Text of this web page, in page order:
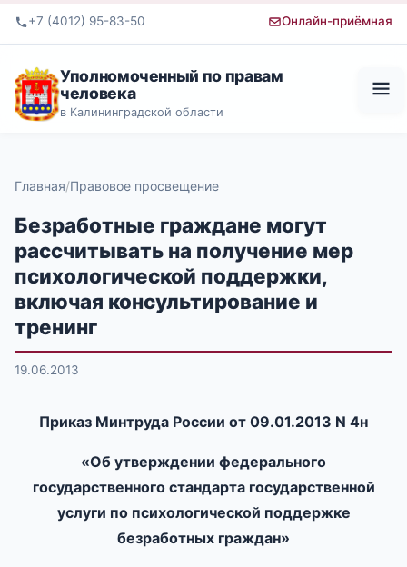
+7 (4012) 95-83-50 Онлайн-приёмная
Уполномоченный по правам
человека
в Калининградской области
Главная Правовое просвещение
Безработные граждане могут
рассчитывать на получение мер
психологической поддержки,
включая консультирование и
тренинг
19.06.2013
Приказ Минтруда России от 09.01.2013 N 4н
«Об утверждении федерального
государственного стандарта государственной
услуги по психологической поддержке
безработных граждан»